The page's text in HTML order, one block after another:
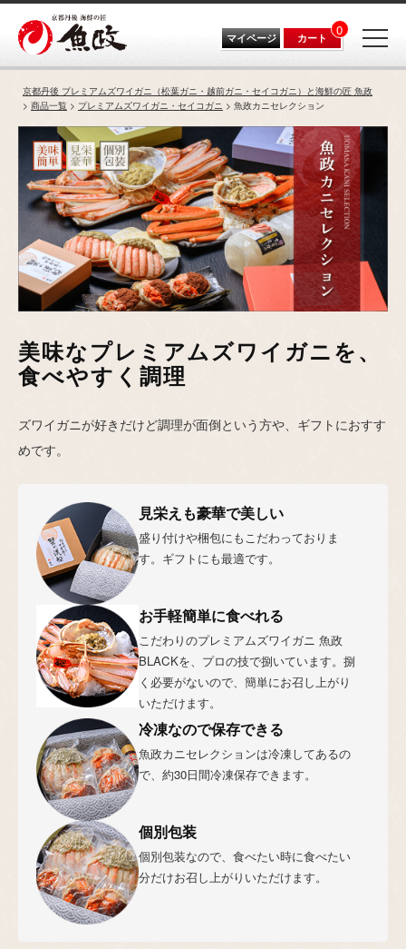
マイページ カート 0
京都丹後 プレミアムズワイガニ（松葉ガニ・越前ガニ・セイコガニ）と海鮮の匠 魚政
商品一覧
プレミアムズワイガニ・セイコガニ 魚政カニセレクション
美味なプレミアムズワイガニを、
食べやすく調理
ズワイガニが好きだけど調理が面倒という方や、ギフトにおすす
めです。
見栄えも豪華で美しい
盛り付けや梱包にもこだわっておりま
す。ギフトにも最適です。
お手軽簡単に食べれる
こだわりのプレミアムズワイガニ 魚政
BLACKを、プロの技で捌いています。捌
く必要がないので、簡単にお召し上がり
いただけます。
冷凍なので保存できる
魚政カニセレクションは冷凍してあるの
で、約30日間冷凍保存できます。
個別包装
個別包装なので、食べたい時に食べたい
分だけお召し上がりいただけます。